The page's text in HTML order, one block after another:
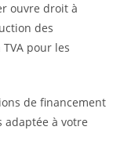
ouvre droit à
des
pour les
de financement
à votre